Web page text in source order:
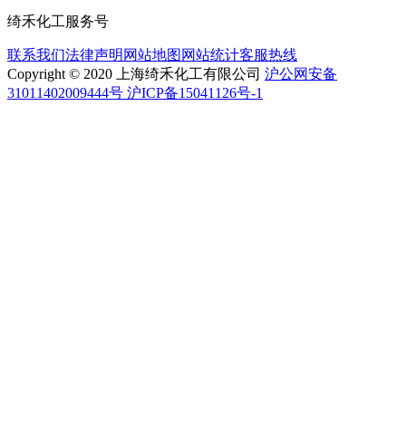
绮禾化工服务号
联系我们法律声明 网站地图 网站统计客服热线
Copyright © 2020 上海绮禾化工有限公司 沪公网安备
31011402009444号 沪ICP备15041126号-1